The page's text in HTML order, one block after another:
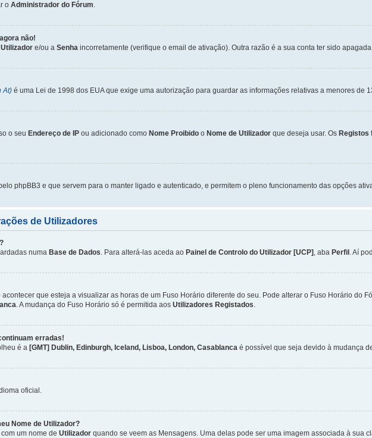
o Administrador do Fórum.
não!
e/ou a Senha incorretamente (verifique o email de ativação). Outra razão é a sua conta ter sido
At) é uma Lei de 1998 dos EUA que exige uma autorização para guardar as informações relativas a menores de
o seu Endereço de IP ou adicionado como Nome Proibido o Nome de Utilizador que deseja usar. Os Registos
phpBB3 e que servem para o manter ligado e autenticado, e permitem o pleno funcionamento das opções
de Utilizadores
numa Base de Dados. Para alterá-las aceda ao Painel de Controlo do Utilizador [UCP] , aba Perfil . Aí
que esteja a visualizar as horas de um Fuso Horário diferente do seu. Pode alterar o Fuso Horário do
. A mudança do Fuso Horário só é permitida aos Utilizadores Registados.
erradas!
é a [GMT] Dublin, Edinburgh, Iceland, Lisboa, London, Casablanca é possível que seja devido à mudança
oficial.
Nome de Utilizador?
um nome de Utilizador quando se veem as Mensagens. Uma delas pode ser uma imagem associada à sua